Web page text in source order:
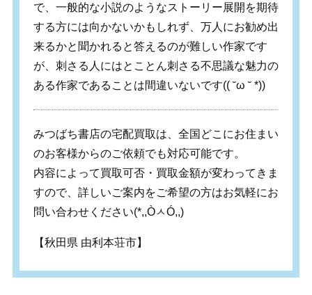
で、一般的な小説のようなストーリー展開を期待
する方には向かないかもしれず、万人にお勧め出
来るかと聞かれると答えるのが難しい作家です
が、刺さる人にはとことん刺さる不思議な魅力の
ある作家であることは間違いないです(( ˘ω ˘ *))
みつばち書店の宅配買取は、全国どこにお住まい
のお客様からのご依頼でも対応可能です。
内容によって買取可否・買取金額が変わってきま
すので、詳しいご案内をご希望の方はお気軽にお
問い合わせください(*,,ÒㅅÓ,,)
【秋田県 由利本荘市】